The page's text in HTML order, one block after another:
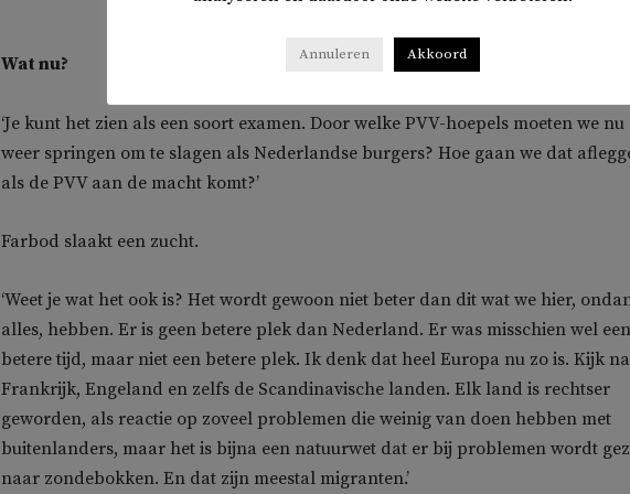
Wat nu?
‘Je kunt het zien als een soort examen. Door welke PVV-hoepels moeten we nu
weer springen om te slagen als Nederlandse burgers? Hoe gaan we dat
als de PVV aan de macht komt?’
Farbod slaakt een zucht.
‘Weet je wat het ook is? Het wordt gewoon niet beter dan dit wat we hier,
alles, hebben. Er is geen betere plek dan Nederland. Er was misschien wel een
betere tijd, maar niet een betere plek. Ik denk dat heel Europa nu zo is. Kijk
Frankrijk, Engeland en zelfs de Scandinavische landen. Elk land is rechtser
geworden, als reactie op zoveel problemen die weinig van doen hebben met
buitenlanders, maar het is bijna een natuurwet dat er bij problemen wordt
naar zondebokken. En dat zijn meestal migranten.’
Annuleren Akkoord